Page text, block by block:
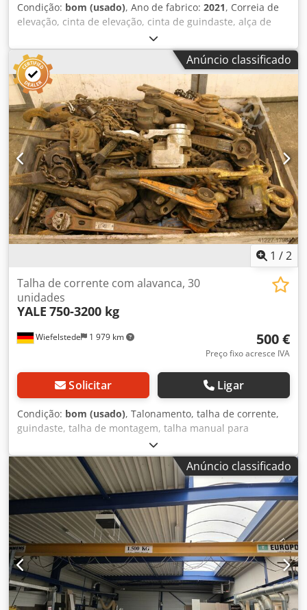
Condição: bom (usado), Ano de fabrico: 2021, Correia de
elevação, cinta de elevação, cinta de guindaste, alça de
elevação, alça redonda, mangueira de tecido duplo -
Fabricante: SHZ, alça redonda com revestimento duplo |
EN 1492-2 -Tipo/Capacidade de carga: Carga de trabalho
segura (WLL) 10.000 kg, fator de segurança (SF) 7 -
Comprimento: 3,0 m -Circunferência: 6,00 m -Quantidade:
7 alças redondas disponíveis -Preço: por unidade -
Dimensões de transporte: Ø 500 x 100 mm Csdpjzrl Iuefx
Adworf -Peso: 5,6 kg/unidade
Anúncio classificado
1 /2
Wiefelstede 1 979 km
Talha de corrente com alavanca, 30
unidades
YALE 750-3200 kg
500 €
Preço fixo acresce IVA
Solicitar Ligar
Condição: bom (usado), Talonamento, talha de corrente,
guindaste, talha de montagem, talha manual para
montagem - Quantidade: 30 unidades de talhas de
corrente - Diversos fabricantes: Yale, Brand, BKS Crsdsb A
Rkhjpfx Adwjf - Capacidade de carga: de 750 a 3200 kg -
Comprimento da corrente: 1,0 a 2,5 m - Preço/venda:
conjunto completo - Em grande parte funcional -
Dimensões: 1200/800/H600 mm - Peso incluindo
embalagem: 600 kg
Anúncio classificado